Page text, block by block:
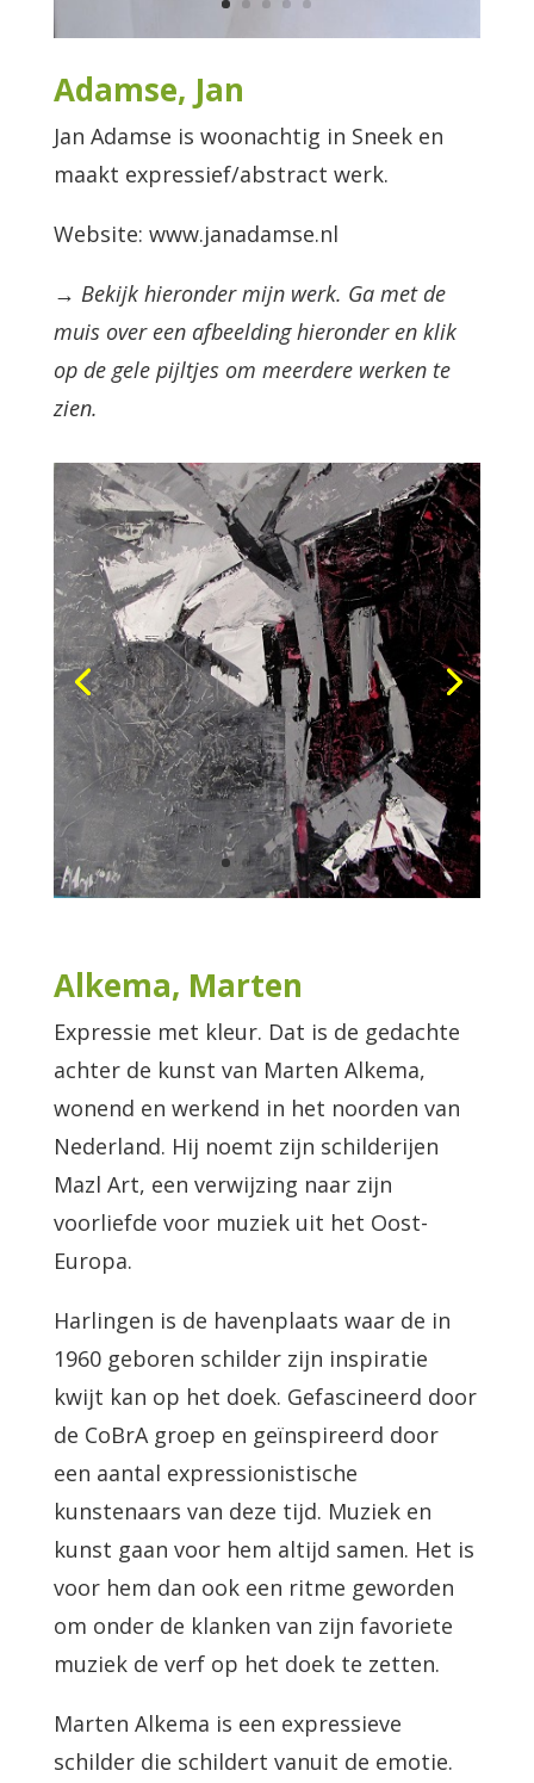
Adamse, Jan
Jan Adamse is woonachtig in Sneek en
maakt expressief/abstract werk.
Website: www.janadamse.nl
→ Bekijk hieronder mijn werk. Ga met de
muis over een afbeelding hieronder en klik
op de gele pijltjes om meerdere werken te
zien.
Alkema, Marten
Expressie met kleur. Dat is de gedachte
achter de kunst van Marten Alkema,
wonend en werkend in het noorden van
Nederland. Hij noemt zijn schilderijen
Mazl Art, een verwijzing naar zijn
voorliefde voor muziek uit het Oost-
Europa.
Harlingen is de havenplaats waar de in
1960 geboren schilder zijn inspiratie
kwijt kan op het doek. Gefascineerd door
de CoBrA groep en geïnspireerd door
een aantal expressionistische
kunstenaars van deze tijd. Muziek en
kunst gaan voor hem altijd samen. Het is
voor hem dan ook een ritme geworden
om onder de klanken van zijn favoriete
muziek de verf op het doek te zetten.
Marten Alkema is een expressieve
schilder die schildert vanuit de emotie.